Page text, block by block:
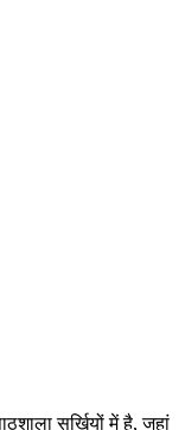
सुर्खियों में है, जहां